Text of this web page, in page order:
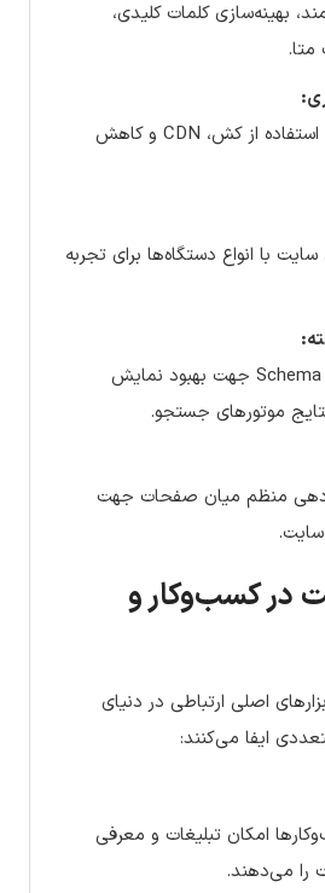
بهینه‌سازی کلمات کلیدی،
بهینه‌سازی تصاویر، استفاده از کش، CDN و کاهش
با انواع دستگاه‌ها برای تجربه
استفاده از Schema Markup جهت بهبود نمایش
موتورهای جستجو.
منظم میان صفحات جهت
کسب‌وکار و
اصلی ارتباطی در دنیای
ایفا می‌کنند:
امکان تبلیغات و معرفی
را می‌دهند.